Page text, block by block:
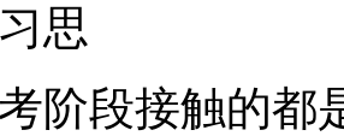
思
阶段接触的都